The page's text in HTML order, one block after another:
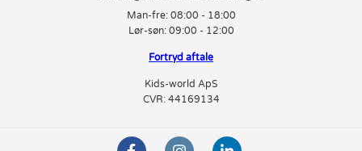
Man-fre: 08:00 - 18:00
Lør-søn: 09:00 - 12:00
Fortryd aftale
Kids-world ApS
CVR: 44169134